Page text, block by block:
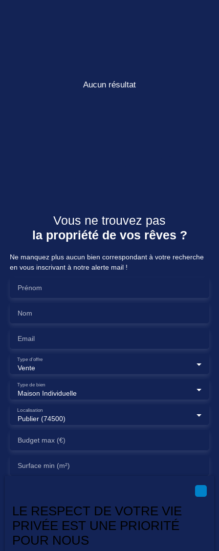
Aucun résultat
Vous ne trouvez pas
la propriété de vos rêves ?
Ne manquez plus aucun bien correspondant à votre recherche
en vous inscrivant à notre alerte mail !
Prénom
Nom
Email
Vente
Type d'offre
Maison Individuelle
Type de bien
Publier (74500)
Localisation
Budget max (€)
Surface min (m²)
J'accepte le traitement de mes données personnelles
conformément au RGPD. Si vous ne souhaitez pas faire
l'objet de prospection commerciale par voie téléphonique,
vous pouvez vous inscrire gratuitement sur la liste
LE RESPECT DE VOTRE VIE
PRIVÉE EST UNE PRIORITÉ
POUR NOUS